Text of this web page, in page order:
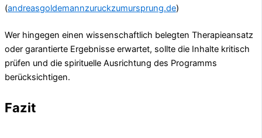
(andreasgoldemannzuruckzumursprung.de)
Wer hingegen einen wissenschaftlich belegten Therapieansatz
oder garantierte Ergebnisse erwartet, sollte die Inhalte kritisch
prüfen und die spirituelle Ausrichtung des Programms
berücksichtigen.
Fazit